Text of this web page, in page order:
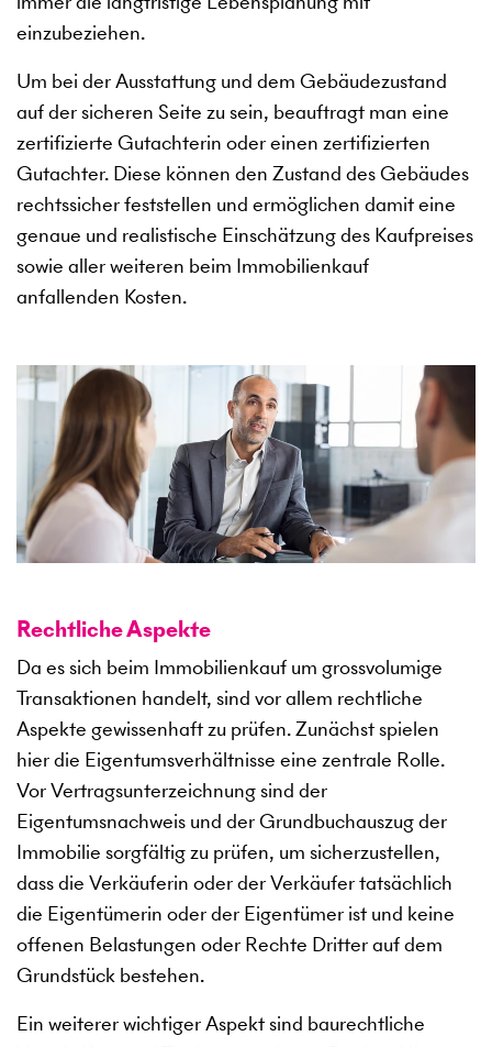
einzubeziehen.
Um bei der Ausstattung und dem Gebäudezustand
auf der sicheren Seite zu sein, beauftragt man eine
zertifizierte Gutachterin oder einen zertifizierten
Gutachter. Diese können den Zustand des Gebäudes
rechtssicher feststellen und ermöglichen damit eine
genaue und realistische Einschätzung des Kaufpreises
sowie aller weiteren beim Immobilienkauf
anfallenden Kosten.
Rechtliche Aspekte
Da es sich beim Immobilienkauf um grossvolumige
Transaktionen handelt, sind vor allem rechtliche
Aspekte gewissenhaft zu prüfen. Zunächst spielen
hier die Eigentumsverhältnisse eine zentrale Rolle.
Vor Vertragsunterzeichnung sind der
Eigentumsnachweis und der Grundbuchauszug der
Immobilie sorgfältig zu prüfen, um sicherzustellen,
dass die Verkäuferin oder der Verkäufer tatsächlich
die Eigentümerin oder der Eigentümer ist und keine
offenen Belastungen oder Rechte Dritter auf dem
Grundstück bestehen.
Ein weiterer wichtiger Aspekt sind baurechtliche